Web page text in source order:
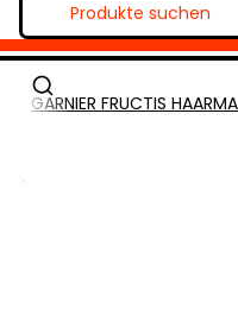
GARNIER FRUCTIS